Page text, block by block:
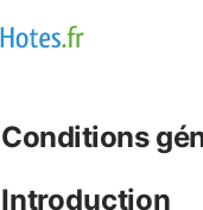
Conditions
Introduction